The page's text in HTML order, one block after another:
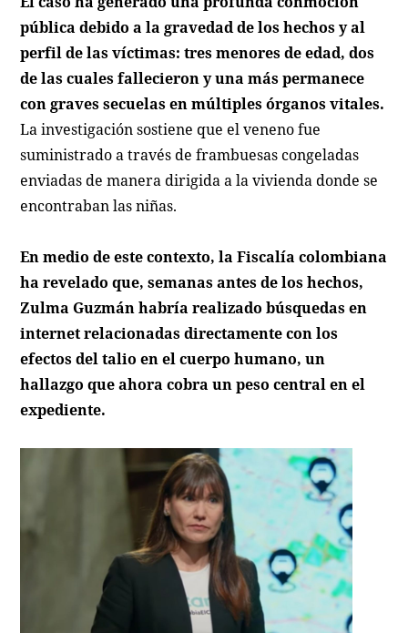
pública debido a la gravedad de los hechos y al
perfil de las víctimas: tres menores de edad, dos
de las cuales fallecieron y una más permanece
con graves secuelas en múltiples órganos vitales.
La investigación sostiene que el veneno fue
suministrado a través de frambuesas congeladas
enviadas de manera dirigida a la vivienda donde se
encontraban las niñas.
En medio de este contexto, la Fiscalía colombiana
ha revelado que, semanas antes de los hechos,
Zulma Guzmán habría realizado búsquedas en
internet relacionadas directamente con los
efectos del talio en el cuerpo humano, un
hallazgo que ahora cobra un peso central en el
expediente.